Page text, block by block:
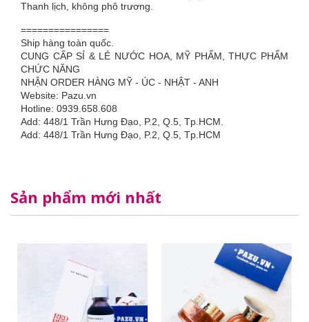
Thanh lịch, không phô trương.
================
Ship hàng toàn quốc.
CUNG CẤP SỈ & LẺ NƯỚC HOA, MỸ PHẨM, THỰC PHẨM
CHỨC NĂNG
NHẬN ORDER HÀNG MỸ - ÚC - NHẬT - ANH
Website: Pazu.vn
Hotline: 0939.658.608
Add: 448/1 Trần Hưng Đạo, P.2, Q.5, Tp.HCM.
Add: 448/1 Trần Hưng Đạo, P.2, Q.5, Tp.HCM
Sản phẩm mới nhất